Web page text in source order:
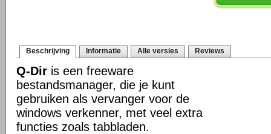
Beschrijving Informatie Alle versies Reviews
Q-Dir is een freeware
bestandsmanager, die je kunt
gebruiken als vervanger voor de
windows verkenner, met veel extra
functies zoals tabbladen.